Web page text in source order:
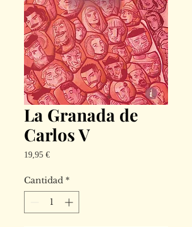
La Granada de
Carlos V
19,95 €Precio
Cantidad *